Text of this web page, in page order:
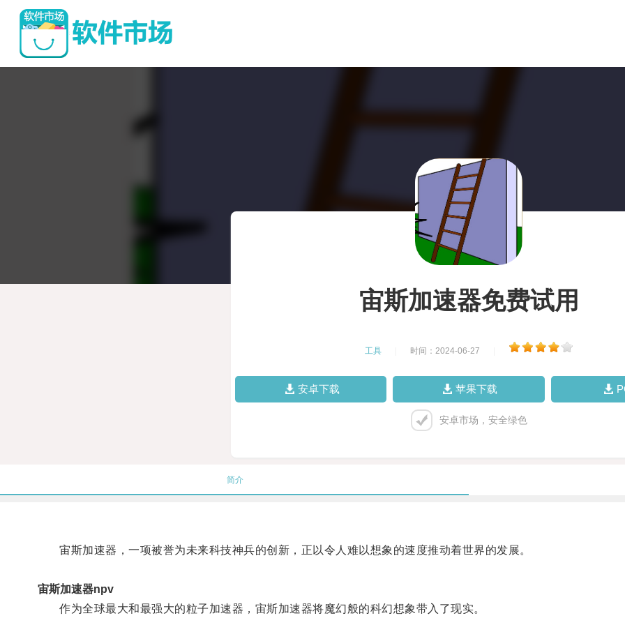
宙斯加速器免费试用
工具 时间：2024-06-27
安卓下载 苹果下载
安卓市场，安全绿色
简介
宙斯加速器，一项被誉为未来科技神兵的创新，正以令人难以想象的速度推动着世界的发展。
宙斯加速器npv
作为全球最大和最强大的粒子加速器，宙斯加速器将魔幻般的科幻想象带入了现实。